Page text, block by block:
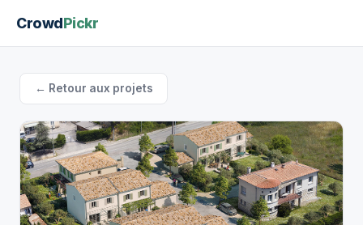
CrowdPickr
← Retour aux projets